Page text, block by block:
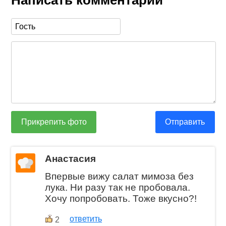
Прикрепить фото Отправить
Анастасия
Впервые вижу салат мимоза без
лука. Ни разу так не пробовала.
Хочу попробовать. Тоже вкусно?!
2 ответить